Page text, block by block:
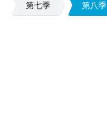
第七季 第八季